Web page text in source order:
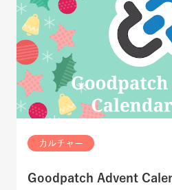
カルチャー
Goodpatch Advent